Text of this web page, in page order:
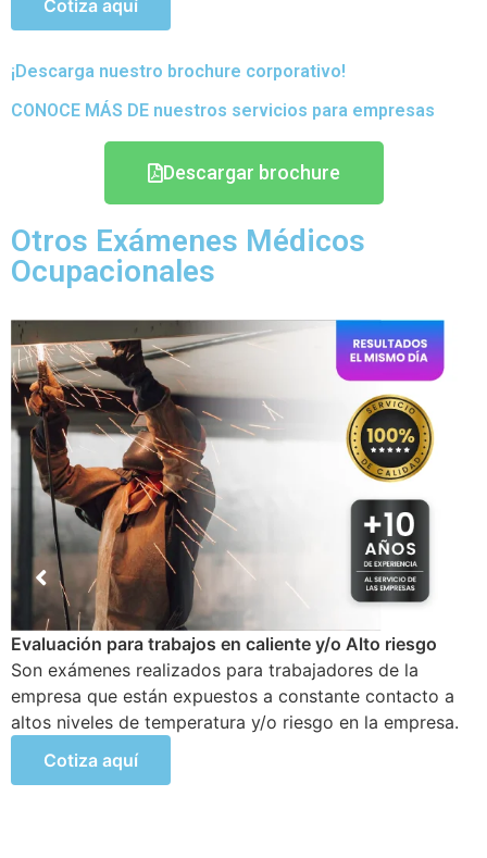
¡Descarga nuestro brochure corporativo!
CONOCE MÁS DE nuestros servicios para empresas
Descargar brochure
Otros Exámenes Médicos
Ocupacionales
Examen Médico Ocupacional de Reincorporación
Laboral
Este examen se realiza al colaborador que se incorpora
a la organización luego de haber sufrido alguna
incapacidad temporal propia del trabajo.
Cotiza aquí